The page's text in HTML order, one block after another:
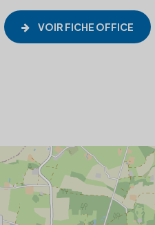
VOIR FICHE OFFICE